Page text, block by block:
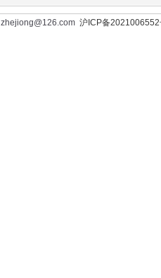
zhejiong@126.com沪ICP备